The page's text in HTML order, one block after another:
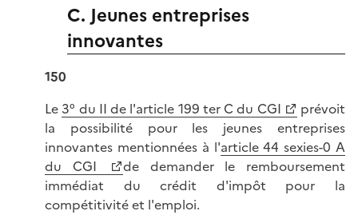
C. Jeunes entreprises
innovantes
150
Le 3° du II de l'article 199 ter C du CGI
prévoit
la possibilité pour les jeunes entreprises
innovantes mentionnées à l'article 44 sexies-0 A
du CGI
de demander le remboursement
immédiat du crédit d'impôt pour la
compétitivité et l'emploi.